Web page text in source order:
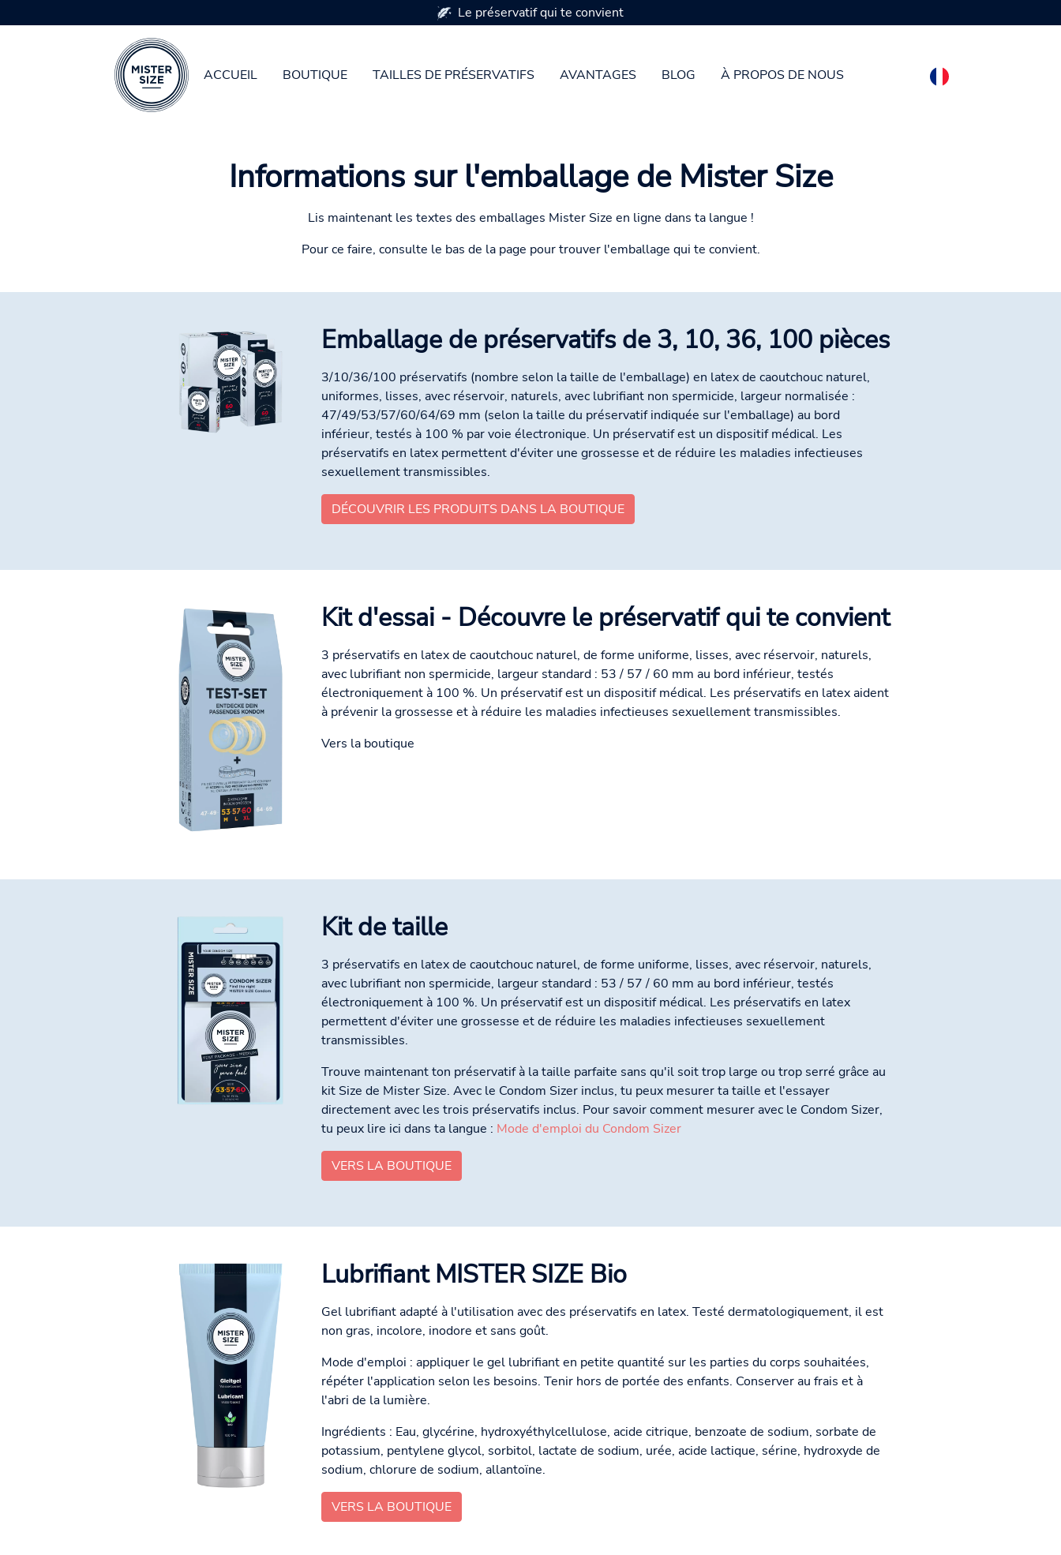
ACCUEIL BOUTIQUE TAILLES DE PRÉSERVATIFS AVANTAGES BLOG À PROPOS DE NOUS
Disponible en 7 tailles de préservatifs
Informations sur l'emballage de Mister Size
Lis maintenant les textes des emballages Mister Size en ligne dans ta langue !
Pour ce faire, consulte le bas de la page pour trouver l'emballage qui te convient.
Emballage de préservatifs de 3, 10, 36, 100 pièces
3/10/36/100 préservatifs (nombre selon la taille de l'emballage) en latex de caoutchouc naturel,
uniformes, lisses, avec réservoir, naturels, avec lubrifiant non spermicide, largeur normalisée :
47/49/53/57/60/64/69 mm (selon la taille du préservatif indiquée sur l'emballage) au bord
inférieur, testés à 100 % par voie électronique. Un préservatif est un dispositif médical. Les
préservatifs en latex permettent d'éviter une grossesse et de réduire les maladies infectieuses
sexuellement transmissibles.
DÉCOUVRIR LES PRODUITS DANS LA BOUTIQUE
Kit d'essai - Découvre le préservatif qui te convient
3 préservatifs en latex de caoutchouc naturel, de forme uniforme, lisses, avec réservoir, naturels,
avec lubrifiant non spermicide, largeur standard : 53 / 57 / 60 mm au bord inférieur, testés
électroniquement à 100 %. Un préservatif est un dispositif médical. Les préservatifs en latex aident
à prévenir la grossesse et à réduire les maladies infectieuses sexuellement transmissibles.
Vers la boutique
Kit de taille
3 préservatifs en latex de caoutchouc naturel, de forme uniforme, lisses, avec réservoir, naturels,
avec lubrifiant non spermicide, largeur standard : 53 / 57 / 60 mm au bord inférieur, testés
électroniquement à 100 %. Un préservatif est un dispositif médical. Les préservatifs en latex
permettent d'éviter une grossesse et de réduire les maladies infectieuses sexuellement
transmissibles.
Trouve maintenant ton préservatif à la taille parfaite sans qu'il soit trop large ou trop serré grâce au
kit Size de Mister Size. Avec le Condom Sizer inclus, tu peux mesurer ta taille et l'essayer
directement avec les trois préservatifs inclus. Pour savoir comment mesurer avec le Condom Sizer,
tu peux lire ici dans ta langue : Mode d'emploi du Condom Sizer
VERS LA BOUTIQUE
Lubrifiant MISTER SIZE Bio
Gel lubrifiant adapté à l'utilisation avec des préservatifs en latex. Testé dermatologiquement, il est
non gras, incolore, inodore et sans goût.
Mode d'emploi : appliquer le gel lubrifiant en petite quantité sur les parties du corps souhaitées,
répéter l'application selon les besoins. Tenir hors de portée des enfants. Conserver au frais et à
l'abri de la lumière.
Ingrédients : Eau, glycérine, hydroxyéthylcellulose, acide citrique, benzoate de sodium, sorbate de
potassium, pentylene glycol, sorbitol, lactate de sodium, urée, acide lactique, sérine, hydroxyde de
sodium, chlorure de sodium, allantoïne.
VERS LA BOUTIQUE